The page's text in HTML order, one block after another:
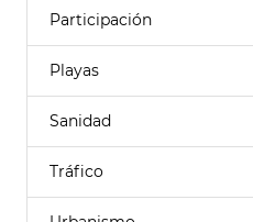
Participación
Playas
Sanidad
Tráfico